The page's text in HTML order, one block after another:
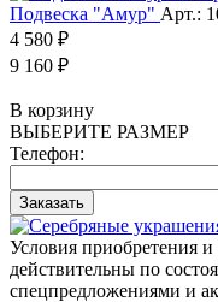
Подвеска "Амур" Арт.:
4 580 ₽
9 160 ₽
В корзину
ВЫБЕРИТЕ РАЗМЕР
Телефон:
Заказать
Условия приобретения и
действительны по
спецпредложениями и